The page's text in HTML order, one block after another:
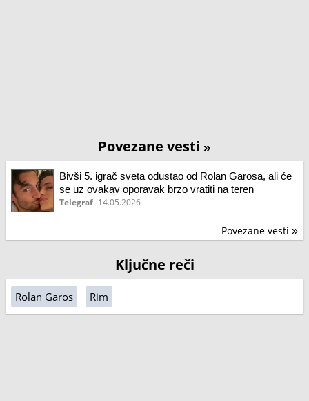
Povezane vesti »
Bivši 5. igrač sveta odustao od Rolan Garosa, ali će
se uz ovakav oporavak brzo vratiti na teren
Telegraf 14.05.2026
Povezane vesti »
Ključne reči
Rolan Garos Rim